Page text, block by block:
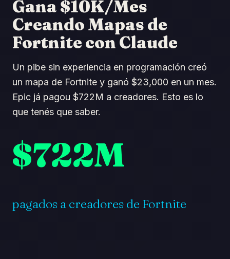
Gana $10K/Mes
Creando Mapas de
Fortnite con Claude
Un pibe sin experiencia en programación creó
un mapa de Fortnite y ganó $23,000 en un mes.
Epic já pagou $722M a creadores. Esto es lo
que tenés que saber.
$722M
pagados a creadores de Fortnite